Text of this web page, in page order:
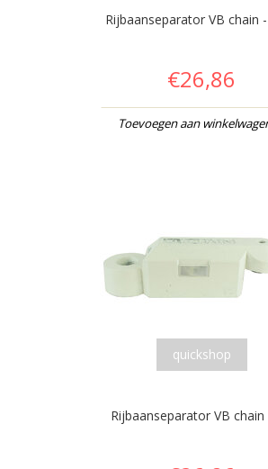
Rijbaanseparator VB chain
€26,86
Toevoegen aan
quickshop
Rijbaanseparator VB